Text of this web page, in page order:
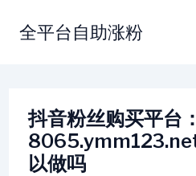
全平台自助涨粉
抖音粉丝购买平台：
以做吗